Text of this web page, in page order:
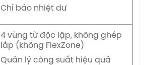
Chỉ báo nhiệt dư
4 vùng từ độc lập, không ghép
lắp (không FlexZone)
Quản lý công suất hiệu quả